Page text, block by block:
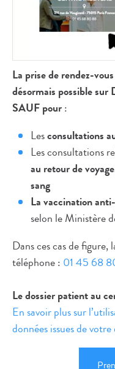
La prise de rendez-
désormais possible sur
SAUF pour:
Lesconsultations
Les consultations
au retour de
sang
La vaccination
selon le Ministère
Dans ces cas de figure,
téléphone : 01 45 68
Le dossier patient au
En savoir plus sur
données issues de votre